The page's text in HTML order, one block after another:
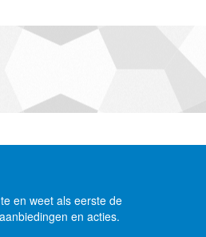
en weet als eerste de
en acties.